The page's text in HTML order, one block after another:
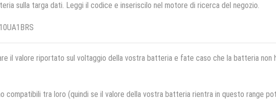
sulla targa dati. Leggi il codice e inseriscilo nel motore di ricerca del negozio.
il valore riportato sul voltaggio della vostra batteria e fate caso che la batteria non
compatibili tra loro (quindi se il valore della vostra batteria rientra in questo range